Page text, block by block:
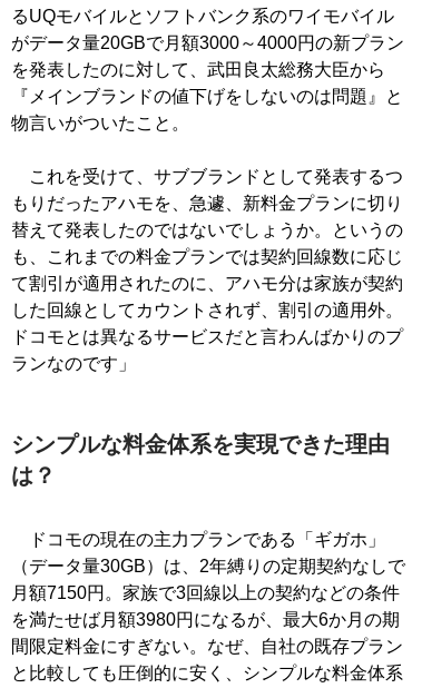
るUQモバイルとソフトバンク系のワイモバイル
がデータ量20GBで月額3000～4000円の新プラン
を発表したのに対して、武田良太総務大臣から
『メインブランドの値下げをしないのは問題』と
物言いがついたこと。
これを受けて、サブブランドとして発表するつ
もりだったアハモを、急遽、新料金プランに切り
替えて発表したのではないでしょうか。というの
も、これまでの料金プランでは契約回線数に応じ
て割引が適用されたのに、アハモ分は家族が契約
した回線としてカウントされず、割引の適用外。
ドコモとは異なるサービスだと言わんばかりのプ
ランなのです」
シンプルな料金体系を実現できた理由
は？
ドコモの現在の主力プランである「ギガホ」
（データ量30GB）は、2年縛りの定期契約なしで
月額7150円。家族で3回線以上の契約などの条件
を満たせば月額3980円になるが、最大6か月の期
間限定料金にすぎない。なぜ、自社の既存プラン
と比較しても圧倒的に安く、シンプルな料金体系